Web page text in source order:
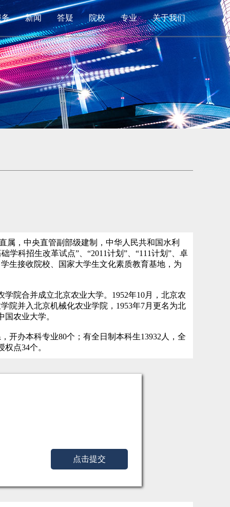
务 新闻 答疑 院校 专业 关于我们
属，中央直管副部级建制，中华人民共和国水利
学科招生改革试点”、“2011计划”、“111计划”、卓
生接收院校、国家大学生文化素质教育基地，为
院合并成立北京农业大学。1952年10月，北京农
院并入北京机械化农业学院，1953年7月更名为北
农业大学。
开办本科专业80个；有全日制本科生13932人，全
点34个。
点击提交